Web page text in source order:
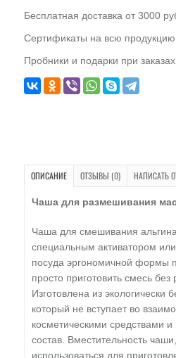
Бесплатная доставка от 3000
Сертификаты на всю продукцию
Пробники и подарки при заказах.
ОПИСАНИЕ ОТЗЫВЫ (0) НАПИСАТЬ
Чаша для размешивания
Чаша для смешивания
специальным активатором
посуда эргономичной формы
просто приготовить смесь без
Изготовлена из экологически
который не вступает во
косметическими средствами
состав. Вместительность
использоваться для